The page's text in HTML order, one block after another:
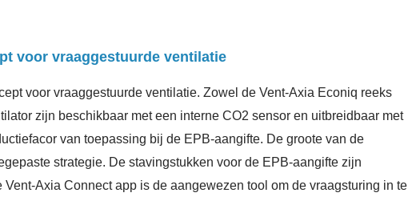
voor vraaggestuurde ventilatie
voor vraaggestuurde ventilatie. Zowel de Vent-Axia Econiq reeks
zijn beschikbaar met een interne CO2 sensor en uitbreidbaar met
van toepassing bij de EPB-aangifte. De groote van de
strategie. De stavingstukken voor de EPB-aangifte zijn
Vent-Axia Connect app is de aangewezen tool om de vraagsturing in te